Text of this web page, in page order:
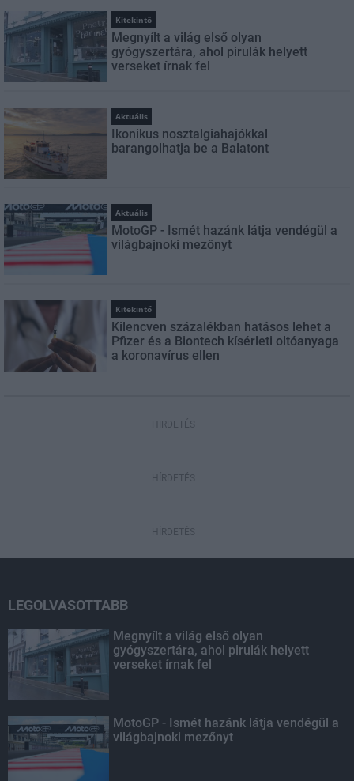
Kitekintő
Megnyílt a világ első olyan
gyógyszertára, ahol pirulák helyett
verseket írnak fel
Aktuális
Ikonikus nosztalgiahajókkal
barangolhatja be a Balatont
Aktuális
MotoGP - Ismét hazánk látja vendégül a
világbajnoki mezőnyt
Kitekintő
Kilencven százalékban hatásos lehet a
Pfizer és a Biontech kísérleti oltóanyaga
a koronavírus ellen
HIRDETÉS
HÍRDETÉS
HÍRDETÉS
LEGOLVASOTTABB
Megnyílt a világ első olyan
gyógyszertára, ahol pirulák helyett
verseket írnak fel
MotoGP - Ismét hazánk látja vendégül a
világbajnoki mezőnyt